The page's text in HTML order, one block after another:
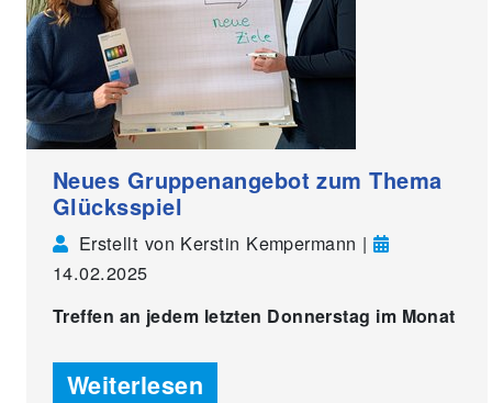
Neues Gruppenangebot zum Thema
Glücksspiel
Erstellt von Kerstin Kempermann |
14.02.2025
Treffen an jedem letzten Donnerstag im Monat
Weiterlesen